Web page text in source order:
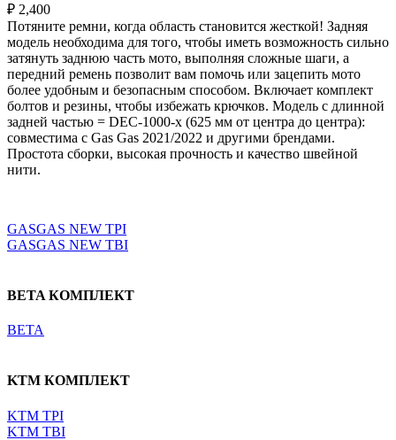
₽ 2,400
Потяните ремни, когда область становится жесткой! Задняя
модель необходима для того, чтобы иметь возможность сильно
затянуть заднюю часть мото, выполняя сложные шаги, а
передний ремень позволит вам помочь или зацепить мото
более удобным и безопасным способом. Включает комплект
болтов и резины, чтобы избежать крючков. Модель с длинной
задней частью = DEC-1000-x (625 мм от центра до центра):
совместима с Gas Gas 2021/2022 и другими брендами.
Простота сборки, высокая прочность и качество швейной
нити.
GASGAS NEW TPI
GASGAS NEW TBI
BETA КОМПЛЕКТ
BETA
KTM КОМПЛЕКТ
KTM TPI
KTM TBI